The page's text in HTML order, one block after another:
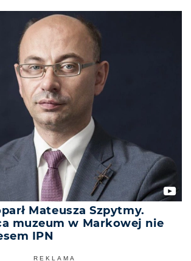
Mateusza Szpytmy.
muzeum w Markowej nie
IPN
REKLAMA